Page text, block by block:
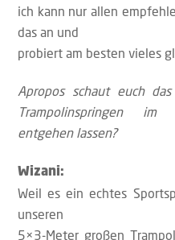
ich kann nur allen
das an und
probiert am besten vieles
Apropos schaut euch
Trampolinspringen im
entgehen lassen?
Wizani:
Weil es ein echtes
unseren
5×3-Meter großen